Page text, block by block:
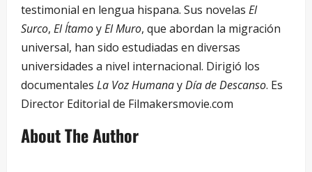
testimonial en lengua hispana. Sus novelas El
Surco, El ÍtamoyEl Muro, que abordan la migración
universal, han sido estudiadas en diversas
universidades a nivel internacional. Dirigió los
documentales La Voz HumanayDía de Descanso. Es
Director Editorial de Filmakersmovie.com
About The Author